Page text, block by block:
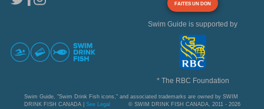
FAITES UN DON
Swim Guide is supported by
* The RBC Foundation
Swim Guide, "Swim Drink Fish icons," and associated trademarks are owned by SWIM
DRINK FISH CANADA | See Legal © SWIM DRINK FISH CANADA, 2011 - 2026